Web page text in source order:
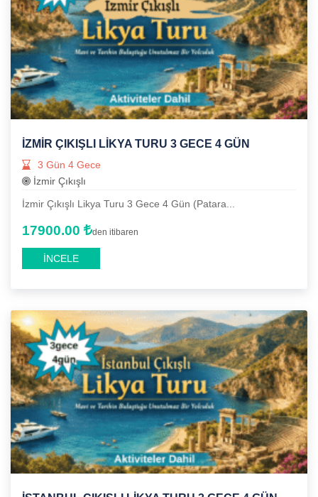
İZMIR ÇIKIŞLI LIKYA TURU 3 GECE 4 GÜN
3 Gün 4 Gece
İzmir Çıkışlı
İzmir Çıkışlı Likya Turu 3 Gece 4 Gün (Patara...
17900.00 den itibaren
İNCELE